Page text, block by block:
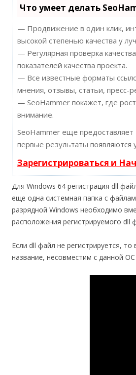
Что умеет делать
— Продвижение в один клик,
высокой степенью качества у
— Регулярная проверка
показателей качества проекта.
— Все известные форматы
мнения, отзывы, статьи, пресс-
— SeoHammer покажет, где
внимание.
SeoHammer еще предоставляет
первые результаты
Зарегистрироваться и
Для Windows 64 регистрация dll
еще одна системная папка с
разрядной Windows необходимо
расположения регистрируемого dll
Если dll файл не регистрируется,
название, несовместим с данной